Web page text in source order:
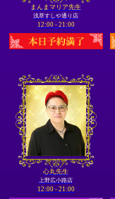
まんまマリア先生
浅草すしや通り店
12:00 - 21:00
心丸先生
上野広小路店
12:00 - 21:00